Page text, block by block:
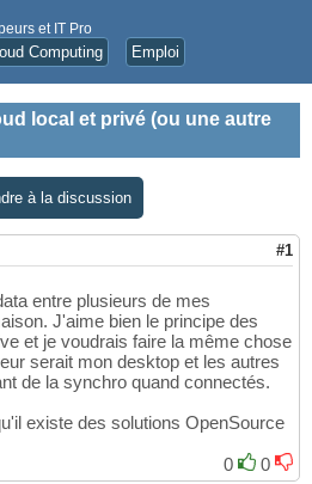
et IT Pro
Computing Emploi
local et privé (ou une autre
à la discussion
#1
entre plusieurs de mes
J'aime bien le principe des
et je voudrais faire la même chose
serait mon desktop et les autres
de la synchro quand connectés.
existe des solutions OpenSource
0
0